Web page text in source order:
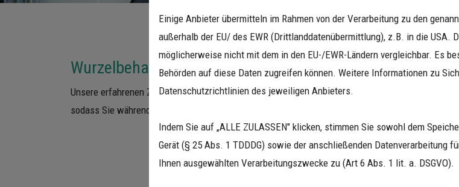
Wurzelbehandlung - tut das nicht weh?
Unsere erfahrenen Zahnärzte führen den Eingriff unter lokaler Betäubung durch,
sodass Sie während der Behandlung keine Schmerzen verspüren.
Was
sterilen
Einige Anbieter übermitteln im Rahmen von der Verarbeitung zu den
außerhalb der EU/ des EWR (Drittlanddatenübermittlung), z.B. in die USA.
möglicherweise nicht mit dem in den EU-/EWR-Ländern vergleichbar. Es
Behörden auf diese Daten zugreifen können. Weitere Informationen zu
Datenschutzrichtlinien des jeweiligen Anbieters.
Indem Sie auf „ALLE ZULASSEN" klicken, stimmen Sie sowohl dem
Gerät (§ 25 Abs. 1 TDDDG) sowie der anschließenden Datenverarbeitung
Ihnen ausgewählten Verarbeitungszwecke zu (Art 6 Abs. 1 lit. a. DSGVO).